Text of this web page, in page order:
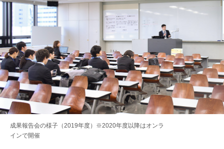
Pick Up
1. Action！x 工学院大学
成果報告会の様子（2019年度）※2020年度以降はオンラ
インで開催